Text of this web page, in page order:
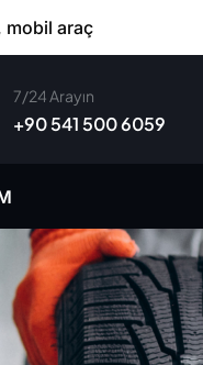
mobil araç
7/24 Arayın
+90 541 500 6059